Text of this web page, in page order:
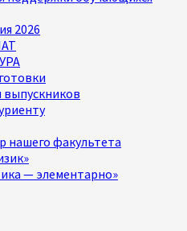
2026
нашего факультета
— элементарно»